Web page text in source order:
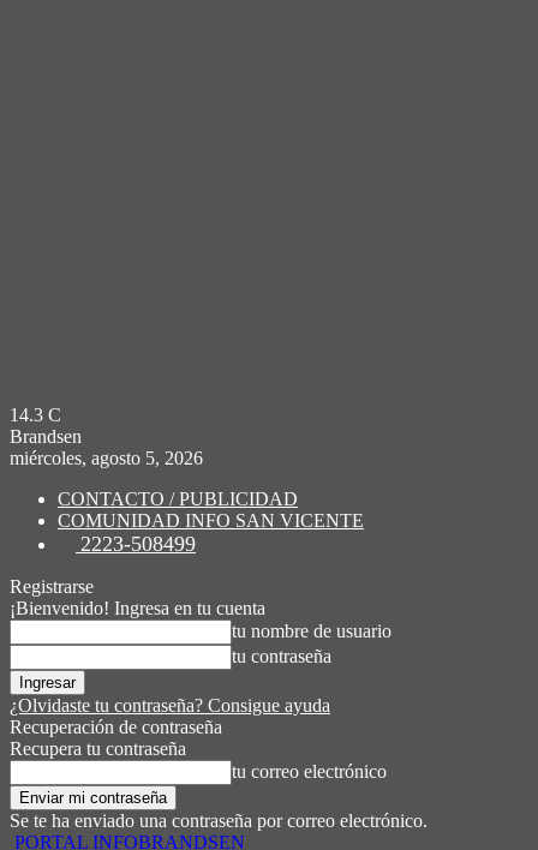
14.3 C
Brandsen
miércoles, agosto 5, 2026
CONTACTO / PUBLICIDAD
COMUNIDAD INFO SAN VICENTE
2223-508499
Registrarse
¡Bienvenido! Ingresa en tu cuenta
tu nombre de usuario
tu contraseña
¿Olvidaste tu contraseña? Consigue ayuda
Recuperación de contraseña
Recupera tu contraseña
tu correo electrónico
Se te ha enviado una contraseña por correo electrónico.
PORTAL INFOBRANDSEN